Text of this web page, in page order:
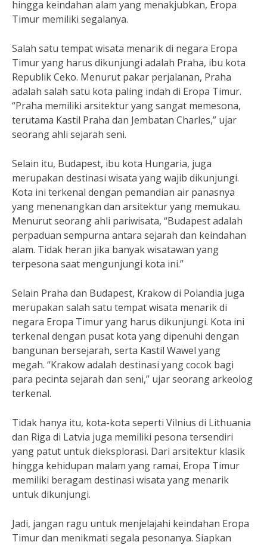
hingga keindahan alam yang menakjubkan, Eropa
Timur memiliki segalanya.
Salah satu tempat wisata menarik di negara Eropa
Timur yang harus dikunjungi adalah Praha, ibu kota
Republik Ceko. Menurut pakar perjalanan, Praha
adalah salah satu kota paling indah di Eropa Timur.
“Praha memiliki arsitektur yang sangat memesona,
terutama Kastil Praha dan Jembatan Charles,” ujar
seorang ahli sejarah seni.
Selain itu, Budapest, ibu kota Hungaria, juga
merupakan destinasi wisata yang wajib dikunjungi.
Kota ini terkenal dengan pemandian air panasnya
yang menenangkan dan arsitektur yang memukau.
Menurut seorang ahli pariwisata, “Budapest adalah
perpaduan sempurna antara sejarah dan keindahan
alam. Tidak heran jika banyak wisatawan yang
terpesona saat mengunjungi kota ini.”
Selain Praha dan Budapest, Krakow di Polandia juga
merupakan salah satu tempat wisata menarik di
negara Eropa Timur yang harus dikunjungi. Kota ini
terkenal dengan pusat kota yang dipenuhi dengan
bangunan bersejarah, serta Kastil Wawel yang
megah. “Krakow adalah destinasi yang cocok bagi
para pecinta sejarah dan seni,” ujar seorang arkeolog
terkenal.
Tidak hanya itu, kota-kota seperti Vilnius di Lithuania
dan Riga di Latvia juga memiliki pesona tersendiri
yang patut untuk dieksplorasi. Dari arsitektur klasik
hingga kehidupan malam yang ramai, Eropa Timur
memiliki beragam destinasi wisata yang menarik
untuk dikunjungi.
Jadi, jangan ragu untuk menjelajahi keindahan Eropa
Timur dan menikmati segala pesonanya. Siapkan